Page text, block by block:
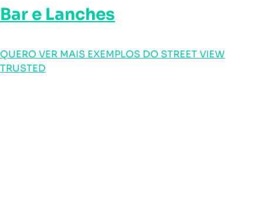
Bar e Lanches
QUERO VER MAIS EXEMPLOS DO STREET VIEW
TRUSTED